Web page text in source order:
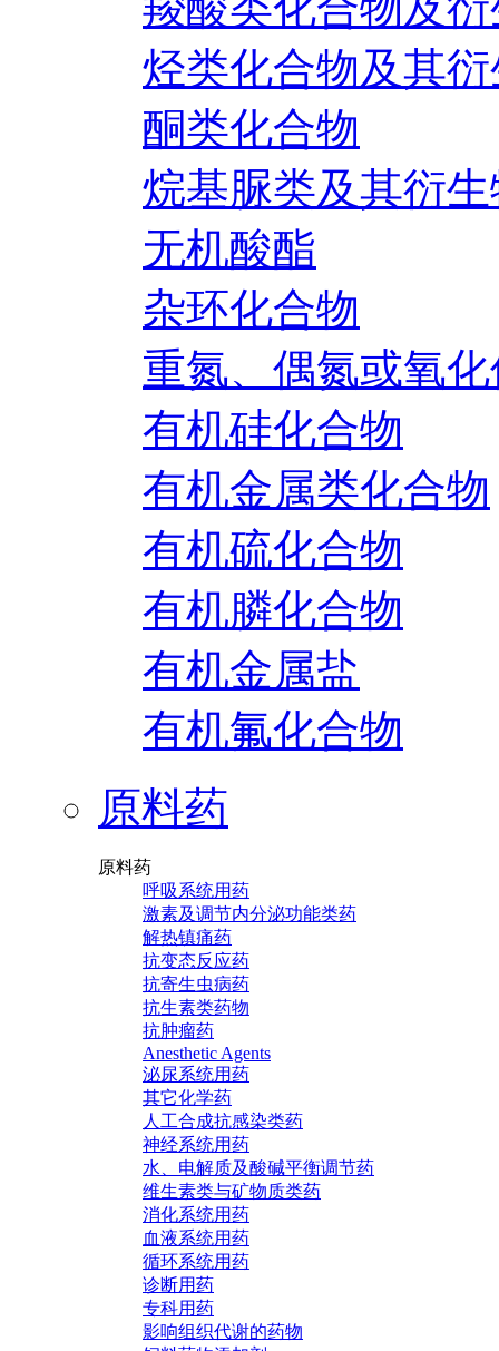
烃类化合物及其
酮类化合物
烷基脲类及其衍
无机酸酯
杂环化合物
重氮、偶氮或氧
有机硅化合物
有机金属类化合物
有机硫化合物
有机膦化合物
有机金属盐
有机氟化合物
原料药
原料药
呼吸系统用药
激素及调节内分泌功能类药
解热镇痛药
抗变态反应药
抗寄生虫病药
抗生素类药物
抗肿瘤药
Anesthetic Agents
泌尿系统用药
其它化学药
人工合成抗感染类药
神经系统用药
水、电解质及酸碱平衡调节药
维生素类与矿物质类药
消化系统用药
血液系统用药
循环系统用药
诊断用药
专科用药
影响组织代谢的药物